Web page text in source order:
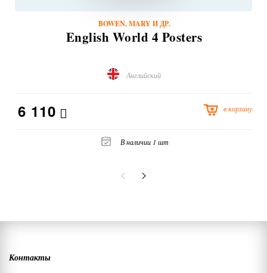
BOWEN, MARY И ДР.
English World 4 Posters
Английский
6 110 в корзину
В наличии 1 шт
Контакты